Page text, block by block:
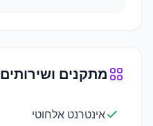
מתקנים ושירותים
אינטרנט אלחוטי